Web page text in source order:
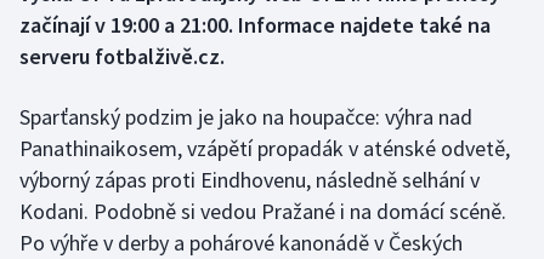
Gymnastika
Házená
Jezdectví
Judo
Krasobruslení
začínají v 19:00 a 21:00. Informace najdete také na
serveru fotbalživě.cz.
Sparťanský podzim je jako na houpačce: výhra nad
Panathinaikosem, vzápětí propadák v aténské odvetě,
výborný zápas proti Eindhovenu, následně selhání v
Kodani. Podobně si vedou Pražané i na domácí scéně.
Po výhře v derby a pohárové kanonádě v Českých